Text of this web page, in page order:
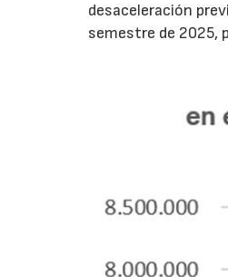
desaceleración
semestre de 2025,